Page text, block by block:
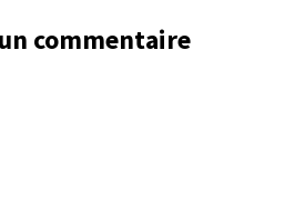
commentaire